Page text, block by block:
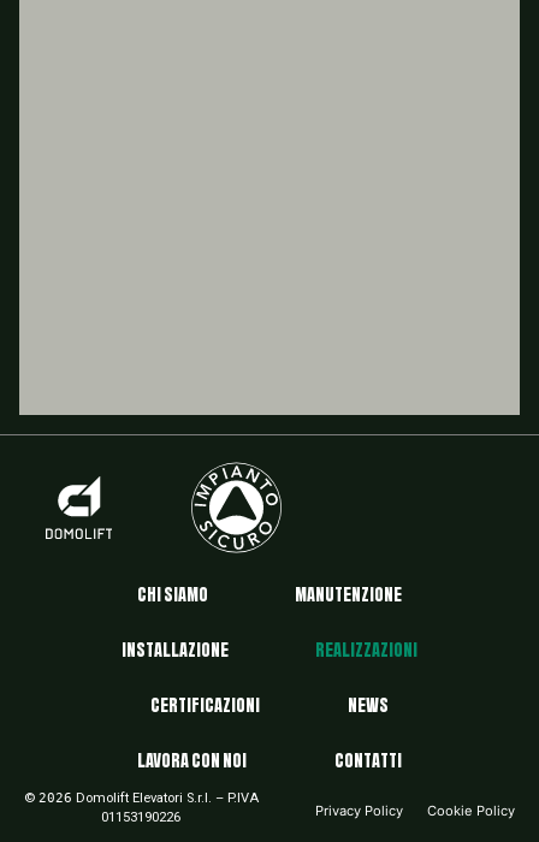
CHI SIAMO MANUTENZIONE
INSTALLAZIONE REALIZZAZIONI
CERTIFICAZIONI NEWS
LAVORA CON NOI CONTATTI
© 2026 Domolift Elevatori S.r.l. – P.IVA
01153190226
Privacy Policy Cookie Policy